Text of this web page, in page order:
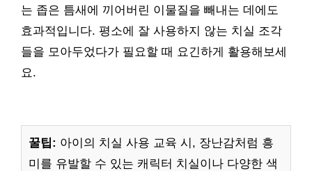
는 좁은 틈새에 끼어버린 이물질을 빼내는 데에도
효과적입니다. 평소에 잘 사용하지 않는 치실 조각
들을 모아두었다가 필요할 때 요긴하게 활용해보세
요.
꿀팁: 아이의 치실 사용 교육 시, 장난감처럼 흥
미를 유발할 수 있는 캐릭터 치실이나 다양한 색